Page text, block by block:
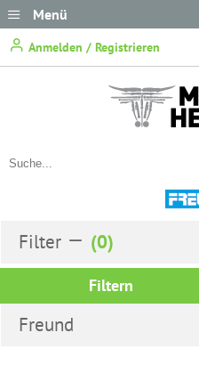
Menü
Anmelden / Registrieren
Filter
Filtern
Freund